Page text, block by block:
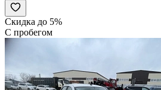
Скидка до 5%
С пробегом